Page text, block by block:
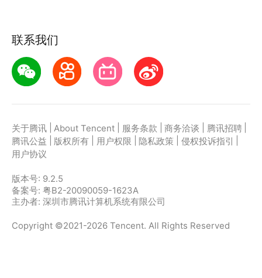
联系我们
关于腾讯 About Tencent 服务条款 商务洽谈 腾讯招聘
腾讯公益
版权所有 用户权限 隐私政策 侵权投诉指引
用户协议
版本号: 9.2.5
备案号: 粤B2-20090059-1623A
主办者: 深圳市腾讯计算机系统有限公司
Copyright ©2021-2026 Tencent. All Rights Reserved